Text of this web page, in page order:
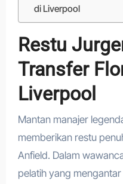
di Liverpool
Restu
Transfer
Liverpool
Mantan manajer
memberikan restu
Anfield. Dalam
pelatih yang